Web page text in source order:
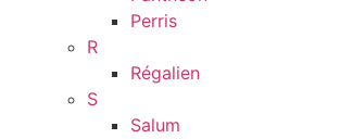
Perris
R
Régalien
S
Salum